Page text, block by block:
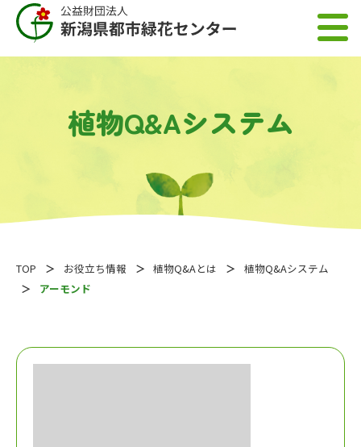
植物Q&Aシステム
TOP お役立ち情報 植物Q&Aとは
植物Q&Aシステム
アーモンド